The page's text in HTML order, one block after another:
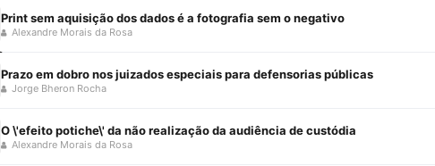
Print sem aquisição dos dados é a fotografia sem o negativo
Alexandre Morais da Rosa
Prazo em dobro nos juizados especiais para defensorias públicas
Jorge Bheron Rocha
O \'efeito potiche\' da não realização da audiência de custódia
Alexandre Morais da Rosa